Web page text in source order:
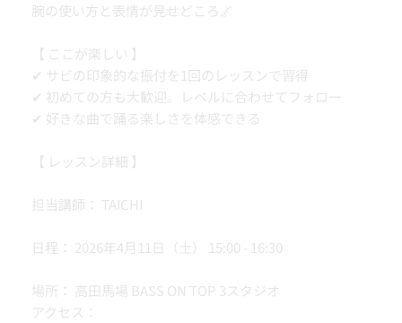
腕の使い方と表情が見せどころ🌌
【 ここが楽しい 】
✔ サビの印象的な振付を1回のレッスンで習得
✔ 初めての方も大歓迎。レベルに合わせてフォロー
✔ 好きな曲で踊る楽しさを体感できる
【 レッスン詳細 】
担当講師： TAICHI
日程： 2026年4月11日（土） 15:00 - 16:30
場所： 高田馬場 BASS ON TOP 3スタジオ
アクセス：